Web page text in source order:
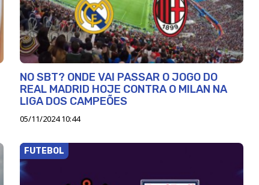
NO SBT? ONDE VAI PASSAR O JOGO DO
REAL MADRID HOJE CONTRA O MILAN NA
LIGA DOS CAMPEÕES
05/11/2024 10:44
FUTEBOL